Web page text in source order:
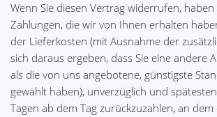
Wenn Sie diesen Vertrag widerrufen,
Zahlungen, die wir von Ihnen erhalten
der Lieferkosten (mit Ausnahme der
sich daraus ergeben, dass Sie eine andere
als die von uns angebotene, günstigste
gewählt haben), unverzüglich und
Tagen ab dem Tag zurückzuzahlen, an